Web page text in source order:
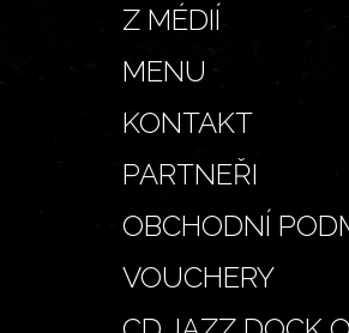
Z MÉDIÍ
MENU
KONTAKT
PARTNEŘI
OBCHODNÍ
VOUCHERY